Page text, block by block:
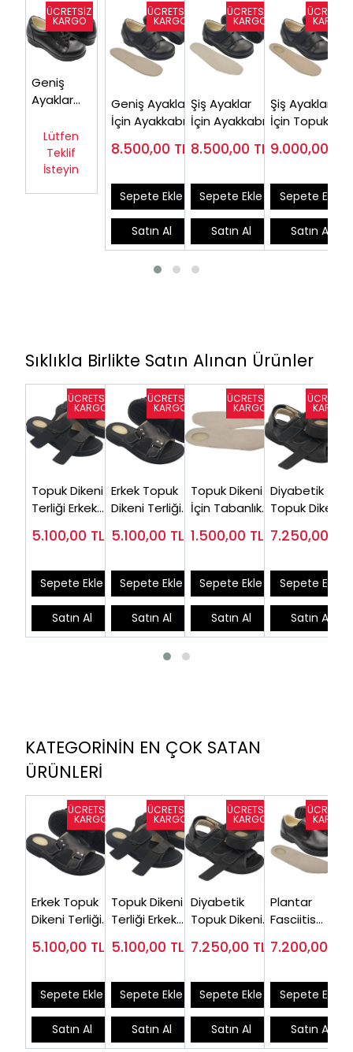
Geniş
Ayaklar
Ayakkabısı
Kadın
ODDG06
Lütfen
Teklif
İsteyin
Geniş Ayaklar
İçin Ayakkabı
ODDG05S (Şiş
8.500,00 TL
Sepete Ekle
Satın Al
Şiş Ayaklar
İçin Ayakkabı
ODDG54S
8.500,00 TL
Sepete Ekle
Satın Al
Şiş Ayaklar
İçin Topuk
Ayakkabısı
DG05S
9.000,00
Sepete Ekle
Satın Al
Sıklıkla Birlikte Satın Alınan Ürünler
Topuk Dikeni
Terliği Erkek
Ayaklara
5.100,00 TL
Sepete Ekle
Satın Al
Erkek Topuk
Dikeni Terliği
(Silikon
5.100,00 TL
Sepete Ekle
Satın Al
Topuk Dikeni
İçin Tabanlık
(Silikon
1.500,00 TL
Sepete Ekle
Satın Al
Diyabetik
Topuk Dikeni
Erkek EPT-
7.250,00
Sepete Ekle
Satın Al
KATEGORİNİN EN ÇOK SATAN
ÜRÜNLERİ
Erkek Topuk
Dikeni Terliği
(Silikon
5.100,00 TL
Sepete Ekle
Satın Al
Topuk Dikeni
Terliği Erkek
Ayaklara
5.100,00 TL
Sepete Ekle
Satın Al
Diyabetik
Topuk Dikeni
Erkek EPT-
7.250,00 TL
Sepete Ekle
Satın Al
Plantar
Fasciitis
Erkek Model
EPTA52S
7.200,00
Sepete Ekle
Satın Al